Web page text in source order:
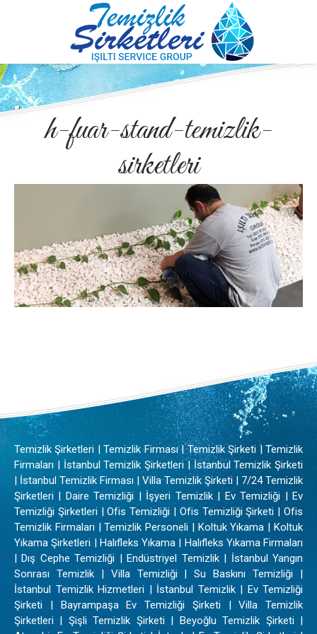
h-fuar-stand-temizlik-
sirketleri
Temizlik Şirketleri | Temizlik Firması | Temizlik Şirketi | Temizlik
Firmaları | İstanbul Temizlik Şirketleri | İstanbul Temizlik Şirketi
| İstanbul Temizlik Firması | Villa Temizlik Şirketi | 7/24 Temizlik
Şirketleri | Daire Temizliği | İşyeri Temizlik | Ev Temizliği | Ev
Temizliği Şirketleri | Ofis Temizliği | Ofis Temizliği Şirketi | Ofis
Temizlik Firmaları | Temizlik Personeli | Koltuk Yıkama | Koltuk
Yıkama Şirketleri | Halıfleks Yıkama | Halıfleks Yıkama Firmaları
| Dış Cephe Temizliği | Endüstriyel Temizlik | İstanbul Yangın
Sonrası Temizlik | Villa Temizliği | Su Baskını Temizliği |
İstanbul Temizlik Hizmetleri | İstanbul Temizlik | Ev Temizliği
Şirketi | Bayrampaşa Ev Temizliği Şirketi | Villa Temizlik
Şirketleri | Şişli Temizlik Şirketi | Beyoğlu Temizlik Şirketi |